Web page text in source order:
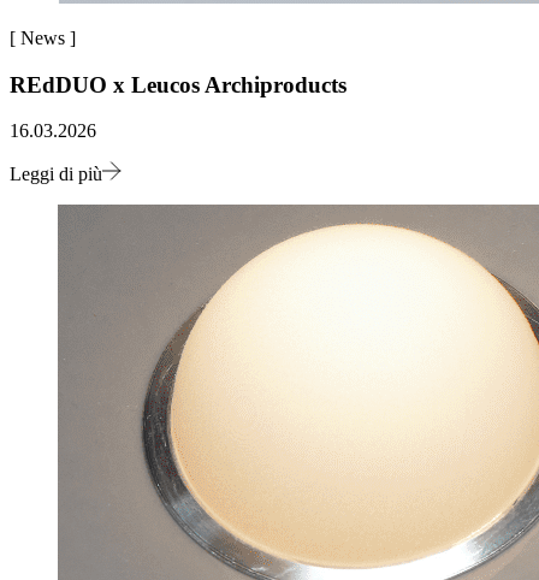
[ News ]
REdDUO x Leucos Archiproducts
16.03.2026
Leggi di più